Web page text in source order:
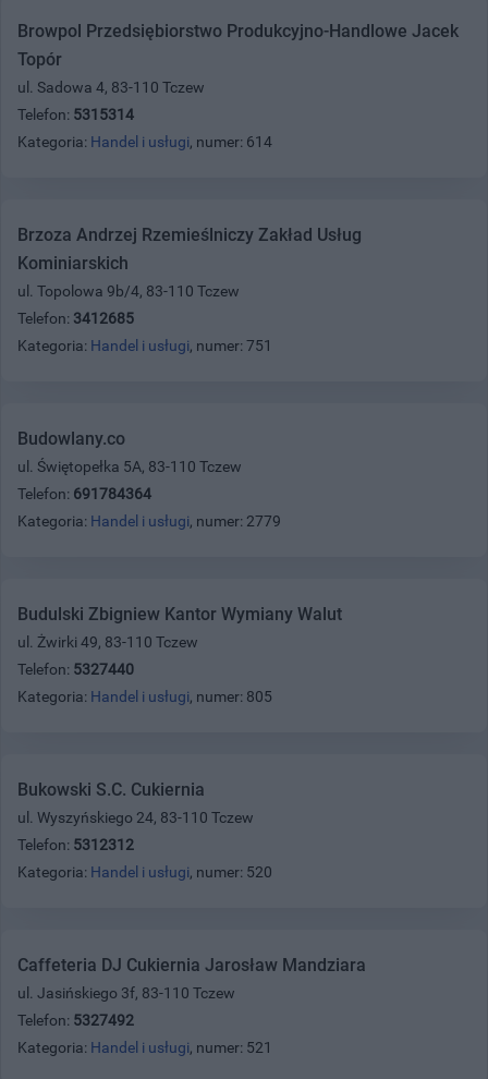
Browpol Przedsiębiorstwo Produkcyjno-Handlowe Jacek
Topór
ul. Sadowa 4, 83-110 Tczew
Telefon: 5315314
Kategoria: Handel i usługi, numer: 614
Brzoza Andrzej Rzemieślniczy Zakład Usług
Kominiarskich
ul. Topolowa 9b/4, 83-110 Tczew
Telefon: 3412685
Kategoria: Handel i usługi, numer: 751
Budowlany.co
ul. Świętopełka 5A, 83-110 Tczew
Telefon: 691784364
Kategoria: Handel i usługi, numer: 2779
Budulski Zbigniew Kantor Wymiany Walut
ul. Żwirki 49, 83-110 Tczew
Telefon: 5327440
Kategoria: Handel i usługi, numer: 805
Bukowski S.C. Cukiernia
ul. Wyszyńskiego 24, 83-110 Tczew
Telefon: 5312312
Kategoria: Handel i usługi, numer: 520
Caffeteria DJ Cukiernia Jarosław Mandziara
ul. Jasińskiego 3f, 83-110 Tczew
Telefon: 5327492
Kategoria: Handel i usługi, numer: 521